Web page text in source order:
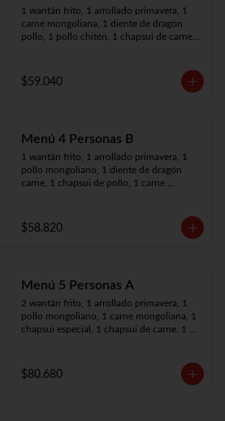
1 wantán frito, 1 arrollado primavera, 1
carne mongoliana, 1 diente de dragón
pollo, 1 pollo chitén, 1 chapsui de carne,
$59.040
Menú 4 Personas B
1 wantán frito, 1 arrollado primavera, 1
pollo mongoliano, 1 diente de dragón
carne, 1 chapsui de pollo, 1 carne
$58.820
Menú 5 Personas A
2 wantán frito, 1 arrollado primavera, 1
pollo mongoliano, 1 carne mongoliana, 1
chapsui especial, 1 chapsui de carne, 1
$80.680